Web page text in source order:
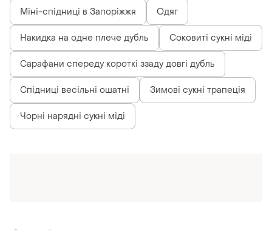
Міні-спідниці в Запоріжжя Одяг
Накидка на одне плече дубль Соковиті сукні міді
Сарафани спереду короткі ззаду довгі дубль
Спідниці весільні ошатні Зимові сукні трапеція
Чорні нарядні сукні міді